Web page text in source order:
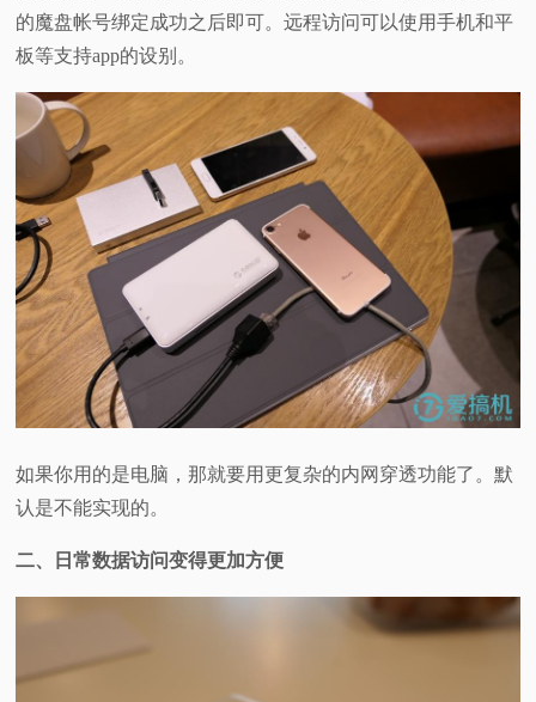
的魔盘帐号绑定成功之后即可。远程访问可以使用手机和平
板等支持app的设别。
如果你用的是电脑，那就要用更复杂的内网穿透功能了。默
认是不能实现的。
二、日常数据访问变得更加方便